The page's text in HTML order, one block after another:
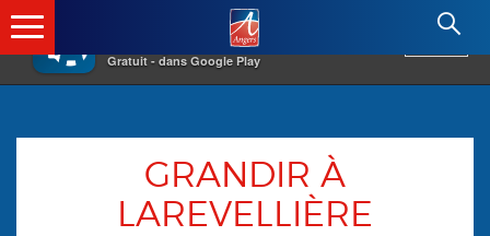
×
Gratuit - dans Google Play
Angers.fr : Retour à l'accueil
GRANDIR À
LAREVELLIÈRE